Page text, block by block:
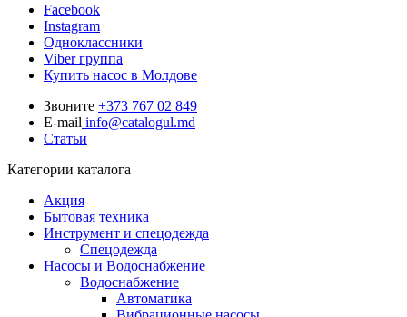
Facebook
Instagram
Одноклассники
Viber группа
Купить насос в Молдове
Звоните +373 767 02 849
E-mail info@catalogul.md
Статьи
Категории каталога
Акция
Бытовая техника
Инструмент и спецодежда
Спецодежда
Насосы и Водоснабжение
Водоснабжение
Автоматика